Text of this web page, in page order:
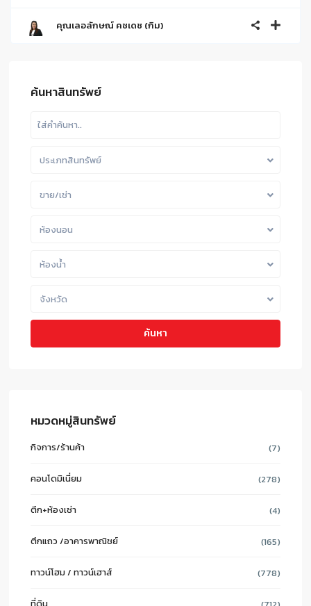
คุณเลอลักษณ์ คชเดช (กิม)
ค้นหาสินทรัพย์
ประเภทสินทรัพย์
ขาย/เช่า
ห้องนอน
ห้องน้ำ
จังหวัด
ค้นหา
หมวดหมู่สินทรัพย์
กิจการ/ร้านค้า (7)
คอนโดมิเนี่ยม (278)
ตึก+ห้องเช่า (4)
ตึกแถว /อาคารพาณิชย์ (165)
ทาวน์โฮม / ทาวน์เฮาส์ (778)
ที่ดิน